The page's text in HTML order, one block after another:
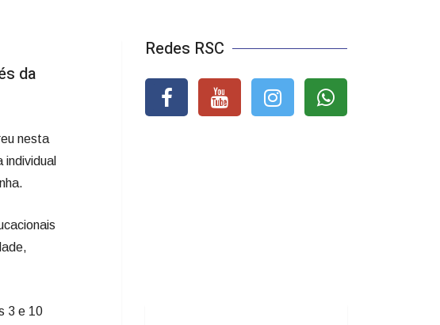
da
nesta
3 e 10
Redes RSC